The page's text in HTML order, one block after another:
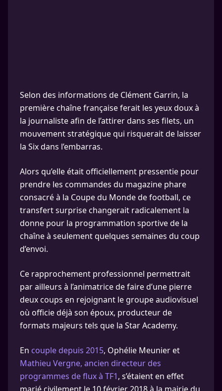
Selon des informations de Clément Garrin, la
première chaîne française ferait les yeux doux à
la journaliste afin de l’attirer dans ses filets, un
mouvement stratégique qui risquerait de laisser
la Six dans l’embarras.
Alors qu’elle était officiellement pressentie pour
prendre les commandes du magazine phare
consacré à la Coupe du Monde de football, ce
transfert surprise changerait radicalement la
donne pour la programmation sportive de la
chaîne à seulement quelques semaines du coup
d’envoi.
Ce rapprochement professionnel permettrait
par ailleurs à l’animatrice de faire d’une pierre
deux coups en rejoignant le groupe audiovisuel
où officie déjà son époux, producteur de
formats majeurs tels que la Star Academy.
En couple depuis 2015, Ophélie Meunier et
Mathieu Vergne, ancien directeur des
programmes de flux à TF1, s’étaient en effet